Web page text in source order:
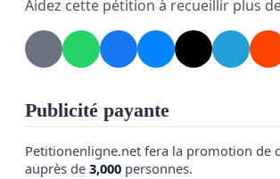
Aidez cette pétition à recueillir plus
Publicité payante
Petitionenligne.net fera la promotion de
auprès de 3,000 personnes.